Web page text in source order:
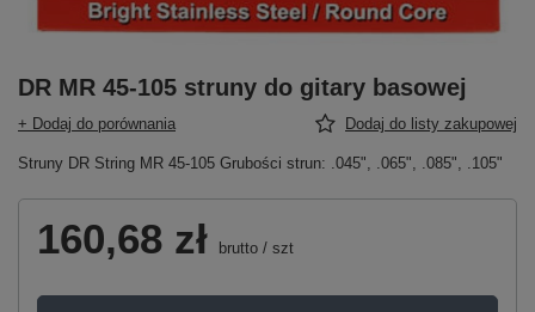
DR MR 45-105 struny do gitary basowej
+ Dodaj do porównania Dodaj do listy zakupowej
Struny DR String MR 45-105 Grubości strun: .045", .065", .085", .105"
160,68 zł brutto / szt